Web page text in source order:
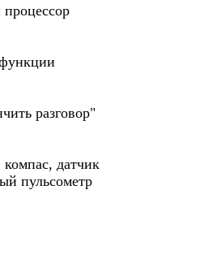
разговор"
датчик
пульсометр